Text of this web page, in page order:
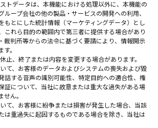
トデータは、本機能における処理以外に、本機能の
ループ会社の他の製品・サービスの開発への利用、
もとにした統計情報（マーケティングデータ）とし
これら目的の範囲内で第三者に提供する場合があり
裁判所等からの法令に基づく要請により、情報開示
。
止、終了または内容を変更する場合があります。
て、お客様のデータおよびシステムの喪失および毀
話する音声の識別可能性、特定目的ヘの適合性、権
証について、当社に故意または重大な過失がある場
ん。
て、お客様に紛争または損害が発生した場合、当該
は重過失に起因するものである場合を除き、当社は